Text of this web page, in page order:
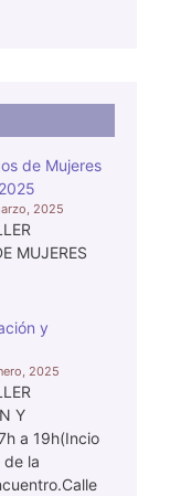
de Mujeres
2025
MUJERES
y
2025
Y
a 19h(Incio
de la